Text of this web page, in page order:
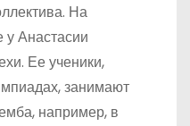
На
у Анастасии
Ее ученики,
занимают
например, в